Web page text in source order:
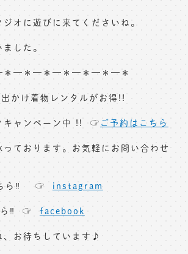
オに遊びに来てくださいね。
した。
—＊—＊—＊—＊—＊—＊
かけ着物レンタルがお得!!
キャンペーン中 !! ☞ ご予約はこちら
っております。お気軽にお問い合わせ
ちら‼︎ ☞ instagram
ら‼︎ ☞ facebook
、お待ちしています♪